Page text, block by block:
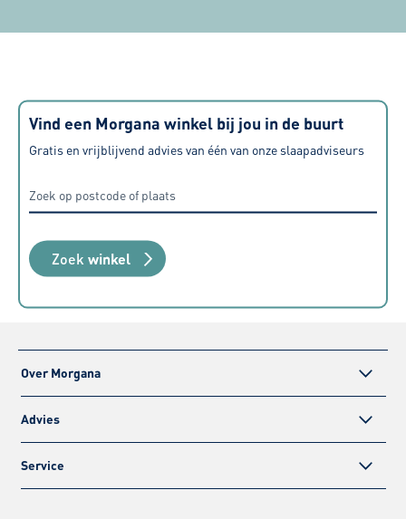
finishing touch kan bereiken. Zeer
Vind een Morgana winkel bij jou in de buurt
Gratis en vrijblijvend advies van één van onze slaapadviseurs
Zoek winkel
Over Morgana
Advies
Service